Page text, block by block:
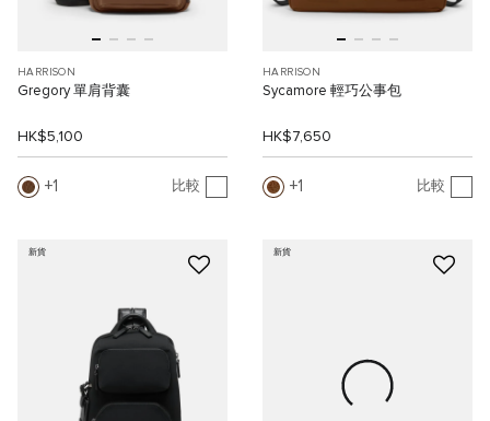
HARRISON
Gregory 單肩背囊
HK$5,100
1 比較
HARRISON
Sycamore 輕巧公事包
HK$7,650
1 比較
新貨 新貨